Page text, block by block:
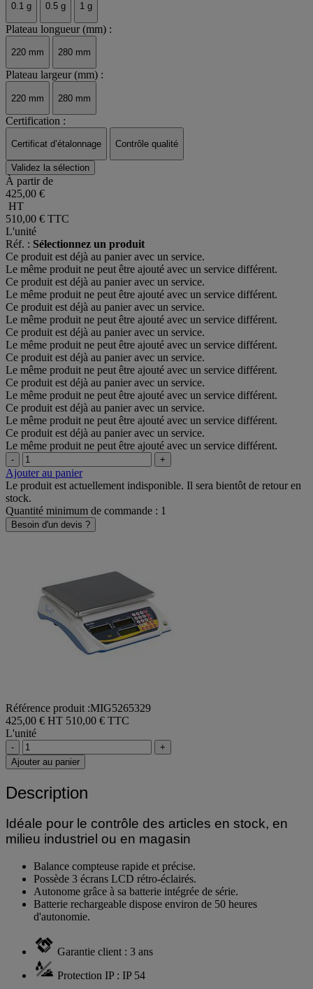
0.1 g 0.5 g 1 g
Plateau longueur (mm) :
220 mm 280 mm
Plateau largeur (mm) :
220 mm 280 mm
Certification :
Certificat d’étalonnage Contrôle qualité
Validez la sélection
À partir de
425,00 €
HT
510,00 € TTC
L'unité
Réf. : Sélectionnez un produit
Ce produit est déjà au panier avec un service.
Le même produit ne peut être ajouté avec un service différent.
Ce produit est déjà au panier avec un service.
Le même produit ne peut être ajouté avec un service différent.
Ce produit est déjà au panier avec un service.
Le même produit ne peut être ajouté avec un service différent.
Ce produit est déjà au panier avec un service.
Le même produit ne peut être ajouté avec un service différent.
Ce produit est déjà au panier avec un service.
Le même produit ne peut être ajouté avec un service différent.
Ce produit est déjà au panier avec un service.
Le même produit ne peut être ajouté avec un service différent.
Ce produit est déjà au panier avec un service.
Le même produit ne peut être ajouté avec un service différent.
Ce produit est déjà au panier avec un service.
Le même produit ne peut être ajouté avec un service différent.
- +
Ajouter au panier
Le produit est actuellement indisponible. Il sera bientôt de retour en
stock.
Quantité minimum de commande : 1
Besoin d'un devis ?
Référence produit :MIG5265329
425,00 € HT 510,00 € TTC
L'unité
-
+
Ajouter au panier
Description
Idéale pour le contrôle des articles en stock, en
milieu industriel ou en magasin
Balance compteuse rapide et précise.
Possède 3 écrans LCD rétro-éclairés.
Autonome grâce à sa batterie intégrée de série.
Batterie rechargeable dispose environ de 50 heures
d'autonomie.
Garantie client : 3 ans
Protection IP : IP 54